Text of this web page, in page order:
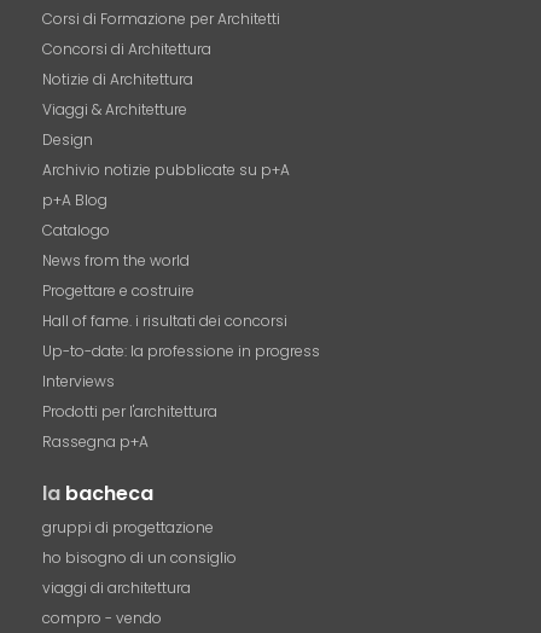
Corsi di Formazione per Architetti
Concorsi di Architettura
Notizie di Architettura
Viaggi & Architetture
Design
Archivio notizie pubblicate su p+A
p+A Blog
Catalogo
News from the world
Progettare e costruire
Hall of fame. i risultati dei concorsi
Up-to-date: la professione in progress
Interviews
Prodotti per l'architettura
Rassegna p+A
la bacheca
gruppi di progettazione
ho bisogno di un consiglio
viaggi di architettura
compro - vendo